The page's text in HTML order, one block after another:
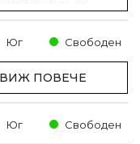
Юг Свободен
ВИЖ ПОВЕЧЕ
Юг Свободен